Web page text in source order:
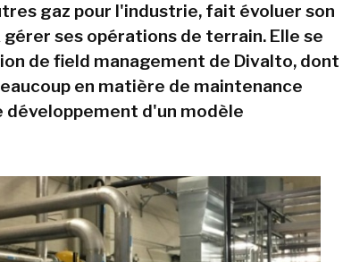
gaz pour l'industrie, fait évoluer son
gérer ses opérations de terrain. Elle se
de field management de Divalto, dont
en matière de maintenance
d'un modèle